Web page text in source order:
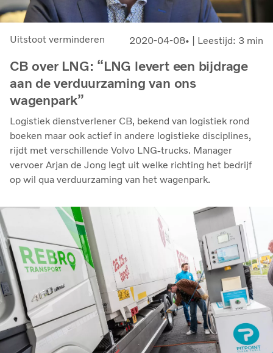
Uitstoot verminderen 2020-04-08 | Leestijd: 3 min
CB over LNG: “LNG levert een bijdrage
aan de verduurzaming van ons
wagenpark”
Logistiek dienstverlener CB, bekend van logistiek rond
boeken maar ook actief in andere logistieke disciplines,
rijdt met verschillende Volvo LNG-trucks. Manager
vervoer Arjan de Jong legt uit welke richting het bedrijf
op wil qua verduurzaming van het wagenpark.